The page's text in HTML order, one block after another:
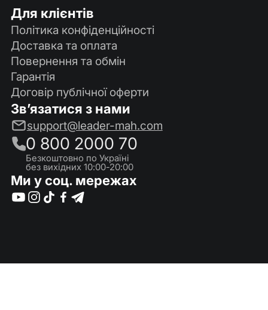
Для клієнтів
Політика конфіденційності
Доставка та оплата
Повернення та обмін
Гарантія
Договір публічної оферти
Зв’язатися з нами
support@leader-mah.com
0 800 2000 70
Безкоштовно по Україні
без вихідних 10:00-20:00
Ми у соц. мережах